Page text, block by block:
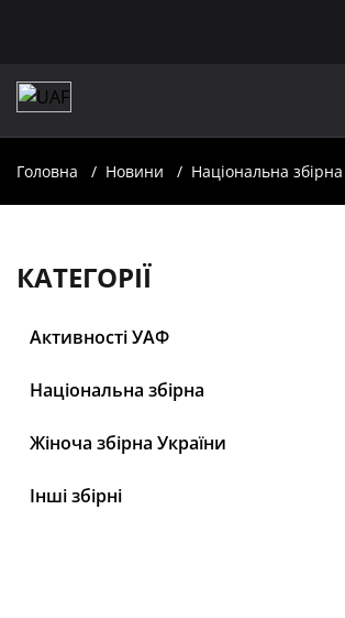
Головна Новини Національна збірна
КАТЕГОРІЇ
Активності УАФ
Національна збірна
Жіноча збірна України
Інші збірні